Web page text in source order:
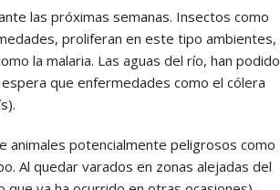
las próximas semanas. Insectos como
proliferan en este tipo ambientes,
la malaria. Las aguas del río, han podido
que enfermedades como el cólera
animales potencialmente peligrosos como
Al quedar varados en zonas alejadas del